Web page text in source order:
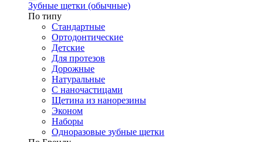
Зубные щетки (обычные)
По типу
Стандартные
Ортодонтические
Детские
Для протезов
Дорожные
Натуральные
С наночастицами
Щетина из нанорезины
Эконом
Наборы
Одноразовые зубные щетки